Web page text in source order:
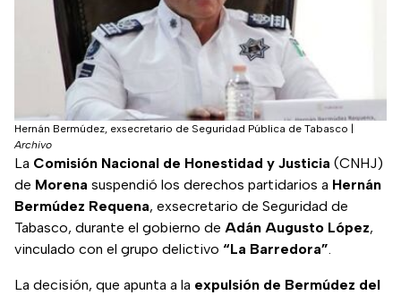
Hernán Bermúdez, exsecretario de Seguridad Pública de Tabasco
Archivo
La Comisión Nacional de Honestidad y Justicia (CNHJ)
de Morena suspendió los derechos partidarios a Hernán
Bermúdez Requena, exsecretario de Seguridad de
Tabasco, durante el gobierno de Adán Augusto López,
vinculado con el grupo delictivo “La Barredora”.
La decisión, que apunta a la expulsión de Bermúdez del